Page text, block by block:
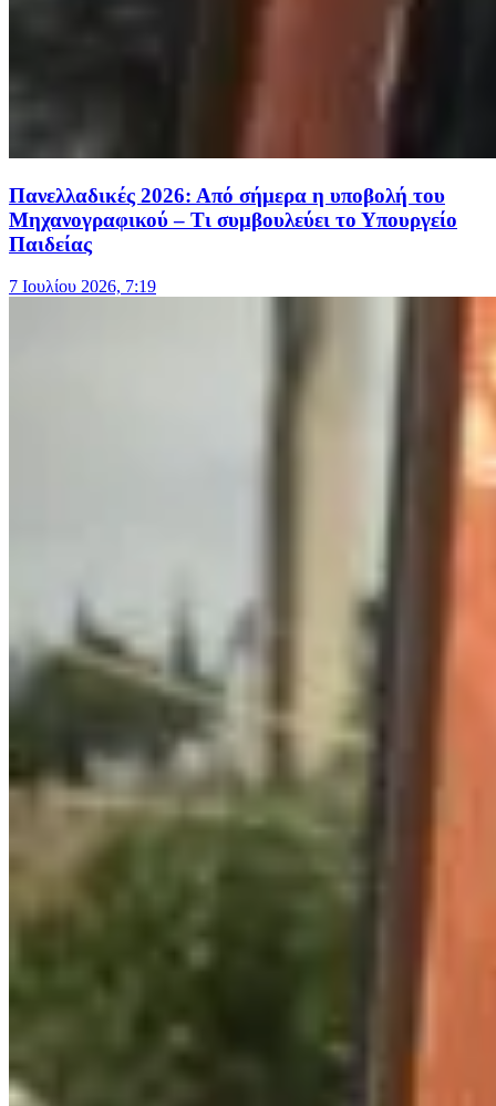
Πανελλαδικές 2026: Από σήμερα η υποβολή του
Μηχανογραφικού – Τι συμβουλεύει το Υπουργείο
Παιδείας
7 Ιουλίου 2026, 7:19